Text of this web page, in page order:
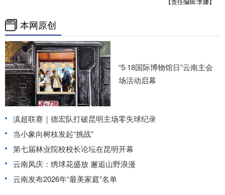
本网原创
“5·18国际博物馆日”云南主会
场活动启幕
滇超联赛｜德宏队打破昆明主场零失球纪录
当小象向树枝发起“挑战”
第七届林业院校校长论坛在昆明开幕
云南凤庆：绣球花盛放 邂逅山野浪漫
云南发布2026年“最美家庭”名单